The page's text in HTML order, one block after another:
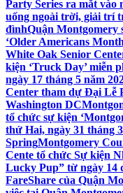
Party Series ra mắt vào
uống ngoài trời, giải trí
đìnhQuận Montgomery
‘Older Americans
White Oak Senior
kiện ‘Truck Day’ miễn
ngày 17 tháng 5 năm
Center tham dự Đại Lễ
Washington DC
tổ chức sự kiện
thứ Hai, ngày 31 tháng
SpringMontgomery
Cente tổ chức Sự kiện
Lucky Pup” từ ngày 14
FareShare của Quận